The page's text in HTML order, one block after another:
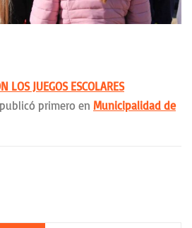
LOS JUEGOS ESCOLARES
primero en Municipalidad de